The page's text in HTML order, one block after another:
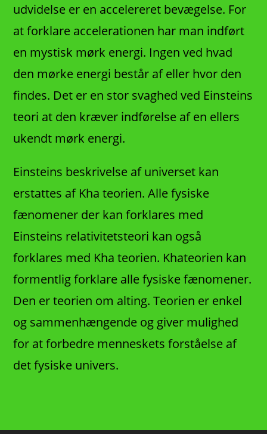
udvidelse er en accelereret bevægelse. For
at forklare accelerationen har man indført
en mystisk mørk energi. Ingen ved hvad
den mørke energi består af eller hvor den
findes. Det er en stor svaghed ved Einsteins
teori at den kræver indførelse af en ellers
ukendt mørk energi.
Einsteins beskrivelse af universet kan
erstattes af Kha teorien. Alle fysiske
fænomener der kan forklares med
Einsteins relativitetsteori kan også
forklares med Kha teorien. Khateorien kan
formentlig forklare alle fysiske fænomener.
Den er teorien om alting. Teorien er enkel
og sammenhængende og giver mulighed
for at forbedre menneskets forståelse af
det fysiske univers.